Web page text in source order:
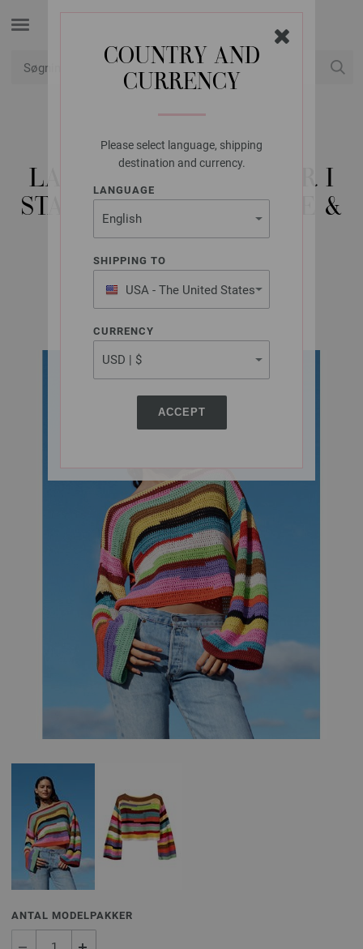
COUNTRY AND
CURRENCY
Please select language, shipping
destination and currency.
LANGUAGE
SHIPPING TO
USA - The United States
of America
CURRENCY
ACCEPT
LANA GROSSA
LANGÆRMET SWEATER I
STANGMASKER COTONE &
ELASTICO
ANTAL MODELPAKKER